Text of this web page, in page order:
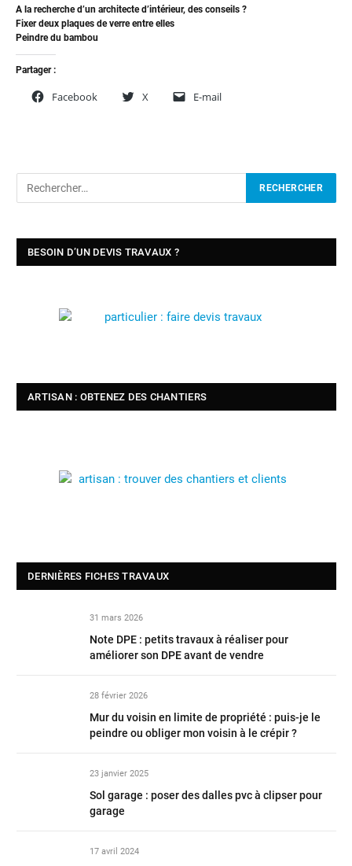
A la recherche d’un architecte d’intérieur, des conseils ?
Fixer deux plaques de verre entre elles
Peindre du bambou
Partager :
Facebook X E-mail
BESOIN D’UN DEVIS TRAVAUX ?
ARTISAN : OBTENEZ DES CHANTIERS
DERNIÈRES FICHES TRAVAUX
31 mars 2026
Note DPE : petits travaux à réaliser pour
améliorer son DPE avant de vendre
28 février 2026
Mur du voisin en limite de propriété : puis-je le
peindre ou obliger mon voisin à le crépir ?
23 janvier 2025
Sol garage : poser des dalles pvc à clipser pour
garage
17 avril 2024